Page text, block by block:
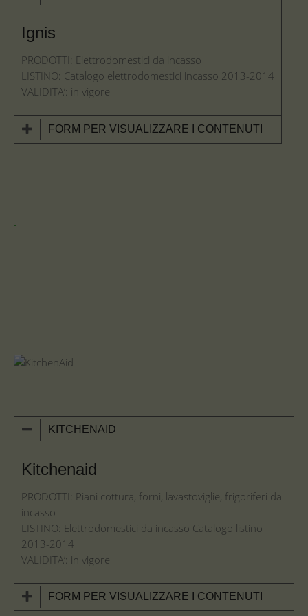
Ignis
PRODOTTI: Elettrodomestici da incasso
LISTINO: Catalogo elettrodomestici incasso 2013-2014
VALIDITA’: in vigore
FORM PER VISUALIZZARE I CONTENUTI
KITCHENAID
Kitchenaid
PRODOTTI: Piani cottura, forni, lavastoviglie, frigoriferi da
incasso
LISTINO: Elettrodomestici da incasso Catalogo listino
2013-2014
VALIDITA’: in vigore
FORM PER VISUALIZZARE I CONTENUTI